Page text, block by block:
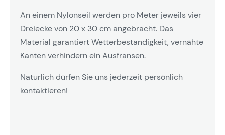
An einem Nylonseil werden pro Meter jeweils vier
Dreiecke von 20 x 30 cm angebracht. Das
Material garantiert Wetterbeständigkeit, vernähte
Kanten verhindern ein Ausfransen.
Natürlich dürfen Sie uns jederzeit persönlich
kontaktieren!